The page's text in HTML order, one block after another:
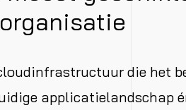
cloudinfrastructuur die het
applicatielandschap